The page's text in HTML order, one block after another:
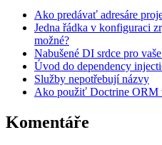
Ako predávať adresáre
Jedna řádka v konfiguraci
možné?
Nabušené DI srdce pro
Úvod do dependency
Služby nepotřebují názvy
Ako použiť Doctrine ORM
Komentáře